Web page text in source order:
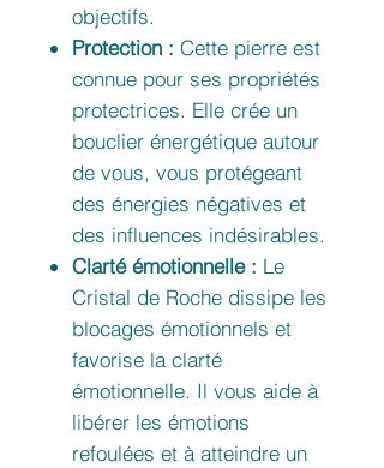
objectifs.
Protection : Cette pierre est
connue pour ses propriétés
protectrices. Elle crée un
bouclier énergétique autour
de vous, vous protégeant
des énergies négatives et
des influences indésirables.
Clarté émotionnelle : Le
Cristal de Roche dissipe les
blocages émotionnels et
favorise la clarté
émotionnelle. Il vous aide à
libérer les émotions
refoulées et à atteindre un